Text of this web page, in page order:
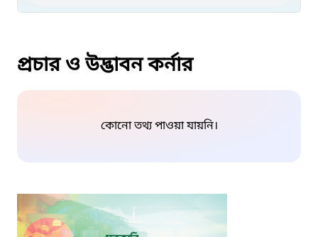
প্রচার ও উদ্ভাবন কর্নার
কোনো তথ্য পাওয়া যায়নি।